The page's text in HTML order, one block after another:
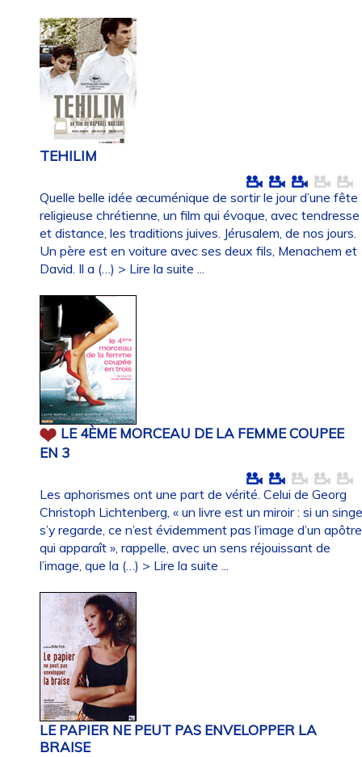
TEHILIM
Quelle belle idée œcuménique de sortir le jour d’une fête
religieuse chrétienne, un film qui évoque, avec tendresse
et distance, les traditions juives. Jérusalem, de nos jours.
Un père est en voiture avec ses deux fils, Menachem et
David. Il a (…) > Lire la suite ...
LE 4ÈME MORCEAU DE LA FEMME COUPEE
EN 3
Les aphorismes ont une part de vérité. Celui de Georg
Christoph Lichtenberg, « un livre est un miroir : si un
s’y regarde, ce n’est évidemment pas l’image d’un apôtre
qui apparaît », rappelle, avec un sens réjouissant de
l’image, que la (…) > Lire la suite ...
LE PAPIER NE PEUT PAS ENVELOPPER LA
BRAISE